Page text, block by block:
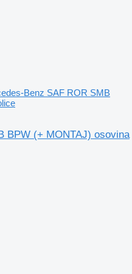
Benz SAF ROR SMB
BPW (+ MONTAJ) osovina